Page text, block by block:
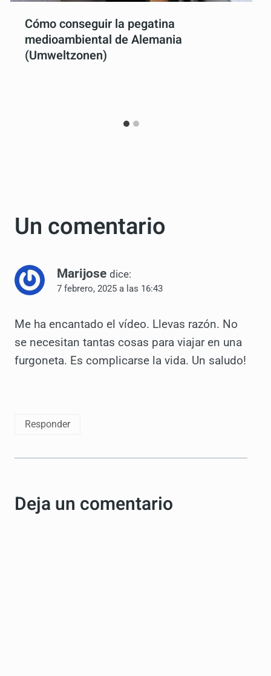
Cómo conseguir la pegatina
medioambiental de Alemania
(Umweltzonen)
Un comentario
Marijose dice:
7 febrero, 2025 a las 16:43
Me ha encantado el vídeo. Llevas razón. No
se necesitan tantas cosas para viajar en una
furgoneta. Es complicarse la vida. Un saludo!
Responder
Deja un comentario